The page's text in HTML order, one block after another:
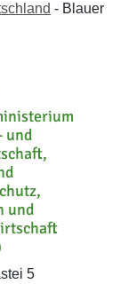
- Blauer
und
und
5